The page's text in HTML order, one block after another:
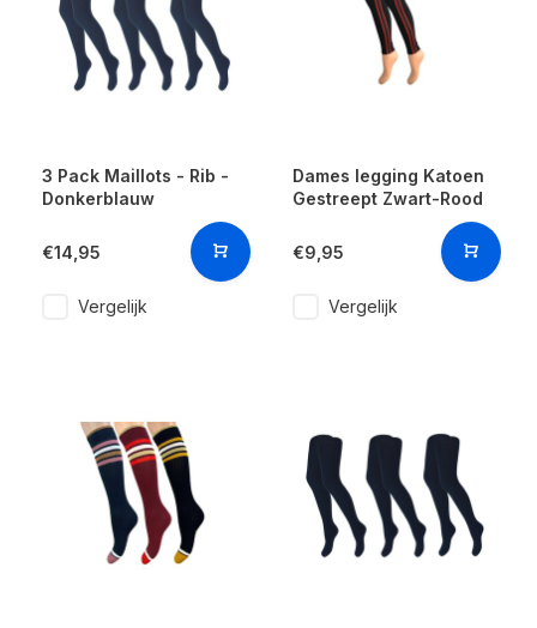
3 Pack Maillots - Rib -
Donkerblauw
€14,95
Vergelijk
Dames legging Katoen
Gestreept Zwart-Rood
€9,95
Vergelijk